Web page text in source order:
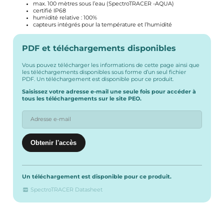
max. 100 mètres sous l’eau (SpectroTRACER -AQUA)
certifié IP68
humidité relative : 100%
capteurs intégrés pour la température et l’humidité
PDF et téléchargements disponibles
Vous pouvez télécharger les informations de cette page ainsi que
les téléchargements disponibles sous forme d’un seul fichier
PDF. Un téléchargement est disponible pour ce produit.
Saisissez votre adresse e-mail une seule fois pour accéder à
tous les téléchargements sur le site PEO.
Un téléchargement est disponible pour ce produit.
SpectroTRACER Datasheet